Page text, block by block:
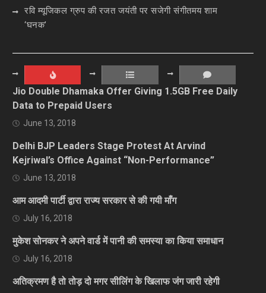
रवि म्यूजिकल ग्रुप की रजत जयंती पर सजेगी संगीतमय शाम
‘घनक’
Jio Double Dhamaka Offer Giving 1.5GB Free Daily
Data to Prepaid Users
June 13, 2018
Delhi BJP Leaders Stage Protest At Arvind
Kejriwal’s Office Against “Non-Performance”
June 13, 2018
आम आदमी पार्टी द्वारा राज्य सरकार से की गयी माँग
July 16, 2018
मुकेश सोनकर ने अपने वार्ड में पानी की समस्या का किया समाधान
July 16, 2018
अतिक्रमण है तो तोड़ दो मगर सीलिंग के खिलाफ जंग जारी रहेगी